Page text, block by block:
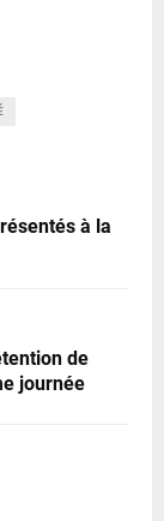
à la
de
journée